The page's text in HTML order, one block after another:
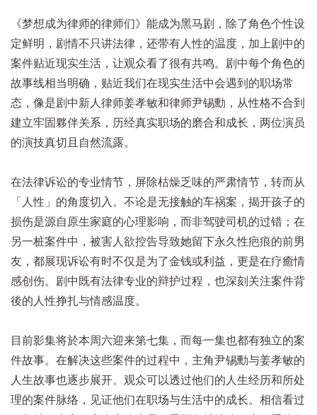
《梦想成为律师的律师们》能成为黑马剧，除了角色个性设
定鲜明，剧情不只讲法律，还带有人性的温度，加上剧中的
案件贴近现实生活，让观众看了很有共鸣。剧中每个角色的
故事线相当明确，贴近我们在现实生活中会遇到的职场常
态，像是剧中新人律师姜孝敏和律师尹锡勳，从性格不合到
建立牢固夥伴关系，历经真实职场的磨合和成长，两位演员
的演技真切且自然流露。
在法律诉讼的专业情节，屏除枯燥乏味的严肃情节，转而从
「人性」的角度切入。不论是无接触的车祸案，揭开孩子的
损伤是源自原生家庭的心理影响，而非驾驶司机的过错；在
另一桩案件中，被害人欲控告导致她留下永久性疤痕的前男
友，都展现诉讼有时不仅是为了金钱或利益，更是在疗癒情
感创伤。剧中既有法律专业的辩护过程，也深刻关注案件背
後的人性挣扎与情感温度。
目前影集将於本周六迎来第七集，而每一集也都有独立的案
件故事。在解决这些案件的过程中，主角尹锡勳与姜孝敏的
人生故事也逐步展开。观众可以透过他们的人生经历和所处
理的案件脉络，见证他们在职场与生活中的成长。相信看过